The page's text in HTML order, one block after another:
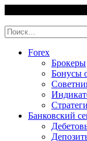
content
Найти:
Forex
Брокеры
Бонусы
Банковский